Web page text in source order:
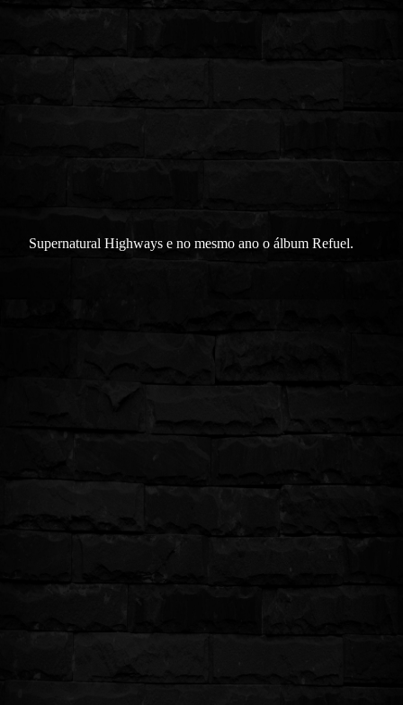
Supernatural Highways e no mesmo ano o álbum Refuel.